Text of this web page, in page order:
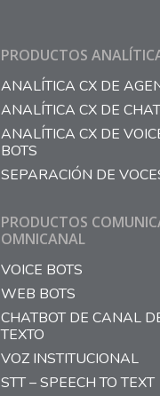
PRODUCTOS
ANALÍTICA CX DE
ANALÍTICA CX DE
ANALÍTICA CX DE
BOTS
SEPARACIÓN DE
PRODUCTOS
OMNICANAL
VOICE BOTS
WEB BOTS
CHATBOT DE CANAL
TEXTO
VOZ INSTITUCIONAL
STT – SPEECH TO TEXT